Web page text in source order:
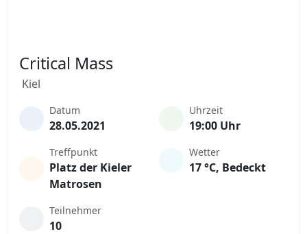
Critical Mass
Kiel
Datum
28.05.2021
Uhrzeit
19:00 Uhr
Treffpunkt
Platz der Kieler
Matrosen
Wetter
17 °C, Bedeckt
Teilnehmer
10